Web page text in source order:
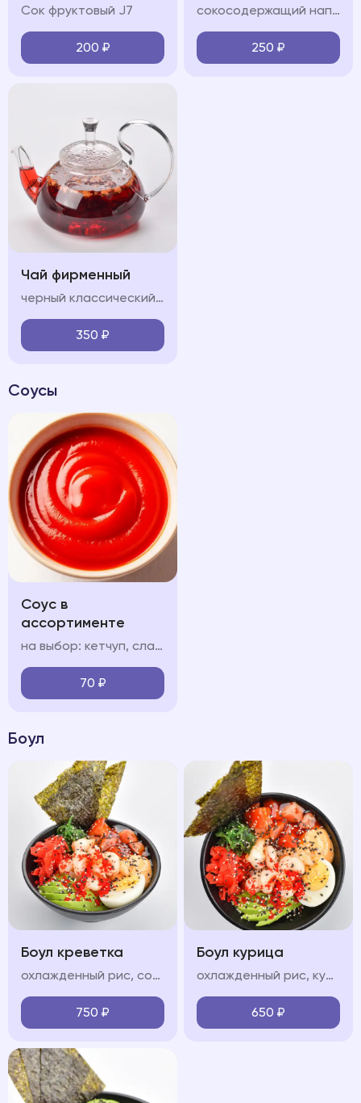
Сок фруктовый J7
200 ₽
сокосодержащий напиток с разными вкусами на выбор: инжир манго апельсин, яблоко, клюбника
250 ₽
Чай фирменный
черный классический/Зеленый классический/Горные травы/Лесные ягоды
350 ₽
Соусы
Соус в
ассортименте
на выбор: кетчуп, сладкий чили соус чесночный, сырный
70 ₽
Боул
Боул креветка
охлажденный рис, сочные тигровые креветки, свежие овощи (огурец, авокадо, черри), яйцо, водоросли чукка, нори, икра "тобико", соус "терияки", соус "спайси", кунжут
750 ₽
Боул курица
охлажденный рис, куриная грудка, обжаренные в соусе терияки, свежие овощи (огурец, авокадо, черри), яйцо, водоросли чукка, нори, икра "тобико", соус "терияки", соус "спайси", кунжут
650 ₽